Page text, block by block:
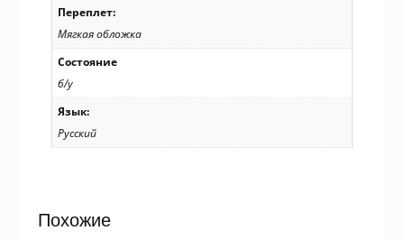
Переплет:
Мягкая обложка
Состояние
б/у
Язык:
Русский
Похожие